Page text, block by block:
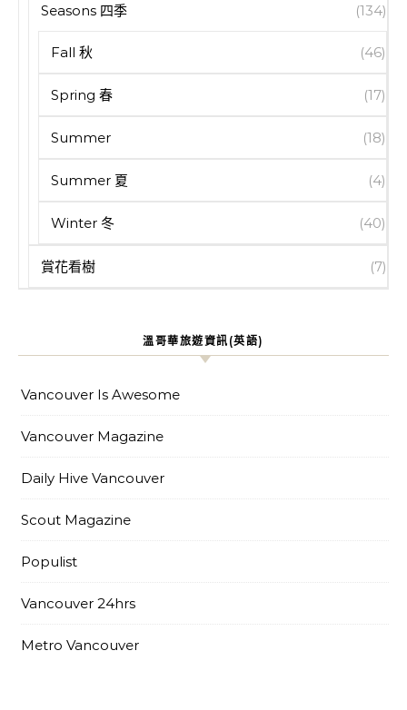
Seasons 四季 (134)
Fall 秋 (46)
Spring 春 (17)
Summer (18)
Summer 夏 (4)
Winter 冬 (40)
賞花看樹 (7)
溫哥華旅遊資訊(英語)
Vancouver Is Awesome
Vancouver Magazine
Daily Hive Vancouver
Scout Magazine
Populist
Vancouver 24hrs
Metro Vancouver